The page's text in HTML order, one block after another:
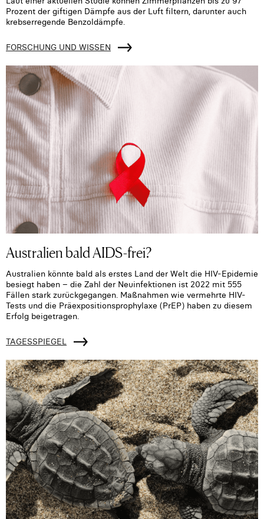
Prozent der giftigen Dämpfe aus der Luft filtern, darunter auch
krebserregende Benzoldämpfe.
FORSCHUNG UND WISSEN
Australien bald AIDS-frei?
Australien könnte bald als erstes Land der Welt die HIV-Epidemie
besiegt haben – die Zahl der Neuinfektionen ist 2022 mit 555
Fällen stark zurückgegangen. Maßnahmen wie vermehrte HIV-
Tests und die Präexpositionsprophylaxe (PrEP) haben zu diesem
Erfolg beigetragen.
TAGESSPIEGEL